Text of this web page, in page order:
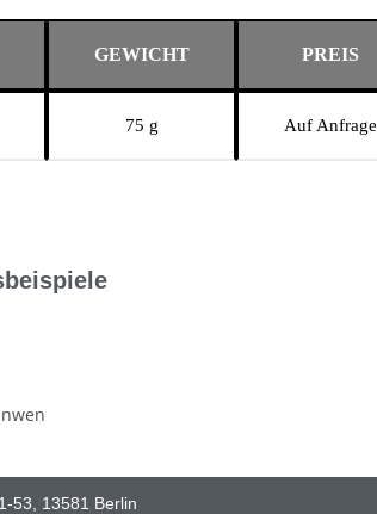
GEWICHT PREIS
75 g Auf Anfrage
53, 13581 Berlin